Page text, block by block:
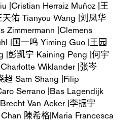
|Cristian Herraiz Muñoz |王
佑 Tianyou Wang |刘凤华
Zimmermann |Clemens
|国一鸣 Yiming Guo |王园
|彭凯宁 Kaining Peng |何宇
Wiklander |张岑
超 Sam Shang |Filip
Serrano |Bas Lagendijk
Van Acker |李振宇
陳希格|Maria Francesca